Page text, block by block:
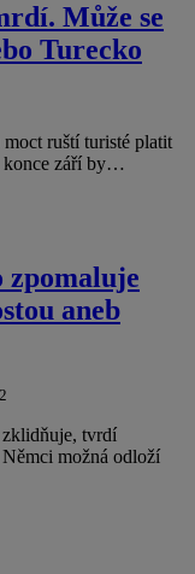
Může se
Turecko
ruští turisté platit
konce září by…
zpomaluje
aneb
zklidňuje, tvrdí
možná odloží